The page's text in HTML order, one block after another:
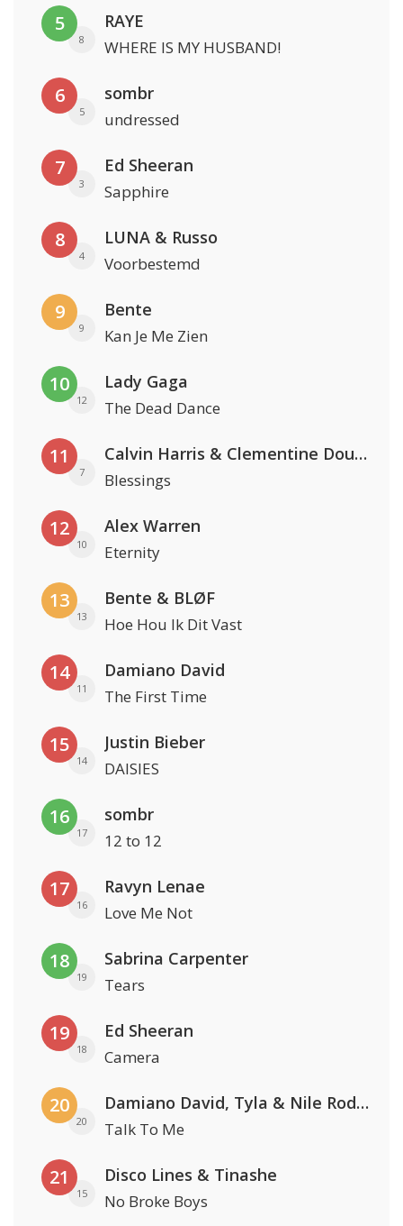
5
8
RAYE
WHERE IS MY HUSBAND!
6
5
sombr
undressed
7
3
Ed Sheeran
Sapphire
8
4
LUNA & Russo
Voorbestemd
9
9
Bente
Kan Je Me Zien
10
12
Lady Gaga
The Dead Dance
11
7
Calvin Harris & Clementine Douglas
Blessings
12
10
Alex Warren
Eternity
13
13
Bente & BLØF
Hoe Hou Ik Dit Vast
14
11
Damiano David
The First Time
15
14
Justin Bieber
DAISIES
16
17
sombr
12 to 12
17
16
Ravyn Lenae
Love Me Not
18
19
Sabrina Carpenter
Tears
19
18
Ed Sheeran
Camera
20
20
Damiano David, Tyla & Nile Rodgers
Talk To Me
21
15
Disco Lines & Tinashe
No Broke Boys